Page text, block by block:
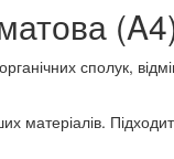
сполук,